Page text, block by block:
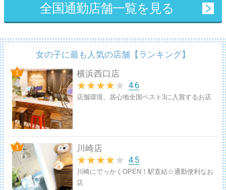
全国通勤店舗一覧を見る
女の子に最も人気の店舗【ランキング】
横浜西口店
★★★★★ 4.6
店舗環境、居心地全国ベスト3に入賞するお店
川崎店
★★★★★ 4.5
川崎にでっかくOPEN！駅直結☆通勤便利なお
店